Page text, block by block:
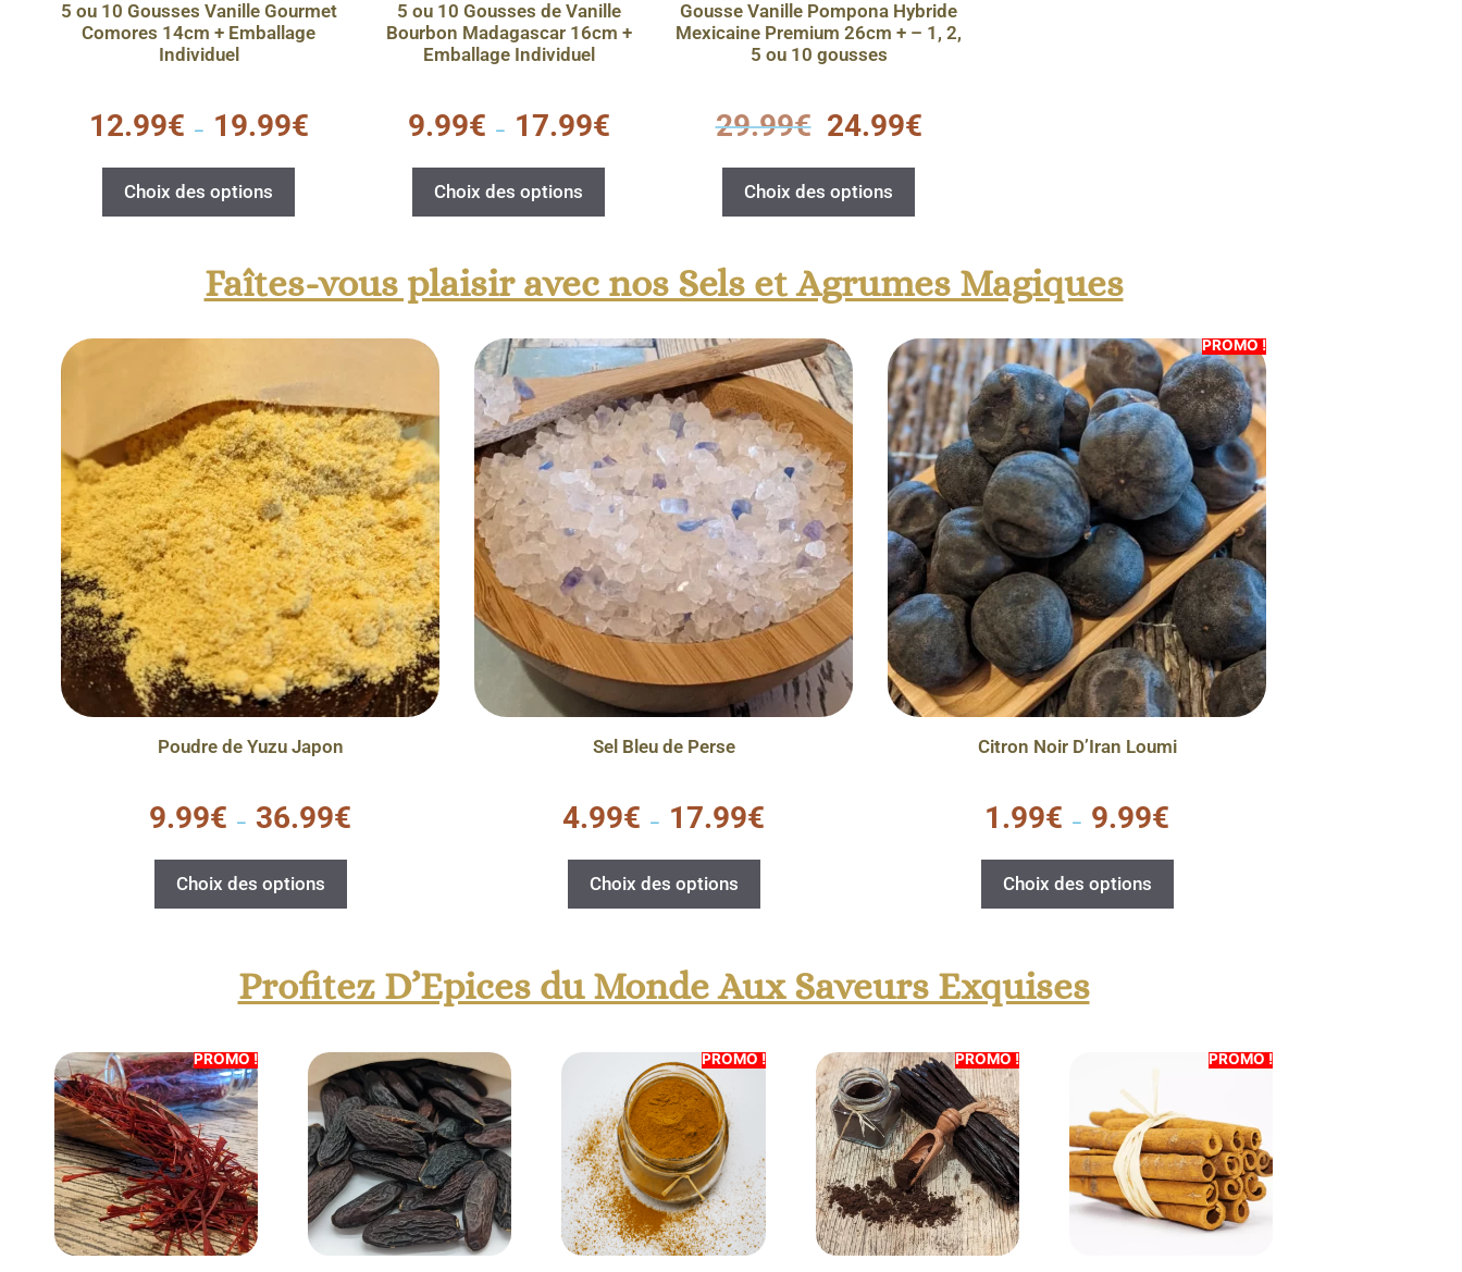
5 ou 10 Gousses Vanille Gourmet
Comores 14cm + Emballage
Individuel
s
u
5
12.99€ – 19.99€
Choix des options
5 ou 10 Gousses de Vanille
Bourbon Madagascar 16cm +
Emballage Individuel
s
u
5
9.99€ – 17.99€
Choix des options
Gousse Vanille Pompona Hybride
Mexicaine Premium 26cm + – 1, 2,
5 ou 10 gousses
s
u
5
29.99€ 24.99€
Choix des options
Faîtes-vous plaisir avec nos Sels et Agrumes Magiques
Poudre de Yuzu Japon
s
u
5
9.99€ – 36.99€
Choix des options
Sel Bleu de Perse
s
u
5
4.99€ – 17.99€
Choix des options
PROMO !
Citron Noir D’Iran Loumi
s
u
5
1.99€ – 9.99€
Choix des options
Profitez D’Epices du Monde Aux Saveurs Exquises
PROMO ! PROMO ! PROMO ! PROMO !